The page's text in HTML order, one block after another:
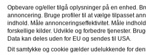
Mine
29-06-2016
Opbevare og/eller tilgå oplysninger på en enhed.
annoncering. Bruge profiler til at vælge tilpasset
indhold. Måle annonceringseffektivitet. Måle
forskellige kilder. Udvikle og forbedre tjenester.
Data kan deles uden for EU og sendes til USA.
Dit samtykke og cookie gælder udelukkende for